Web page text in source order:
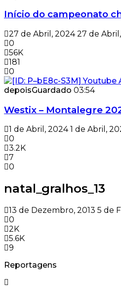
Início do campeonato
27 de Abril, 2024 27 de
0
56K
181
0
depoisGuardado 03:54
Westix – Montalegre
1 de Abril, 2024 1 de Abril,
0
3.2K
7
0
natal_gralhos_13
13 de Dezembro, 2013 5 de
0
2K
5.6K
9
Reportagens